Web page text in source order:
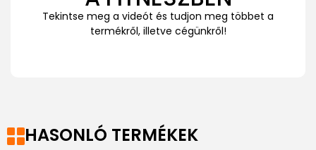
Tekintse meg a videót és tudjon meg többet a
termékről, illetve cégünkről!
HASONLÓ TERMÉKEK